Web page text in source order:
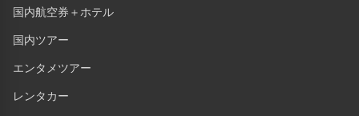
国内航空券＋ホテル
国内ツアー
エンタメツアー
レンタカー